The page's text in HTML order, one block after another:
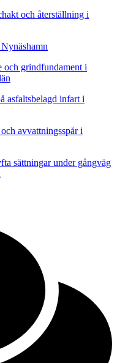
och återställning i
och grindfundament i
asfaltsbelagd infart i
avvattningsspår i
sättningar under gångväg